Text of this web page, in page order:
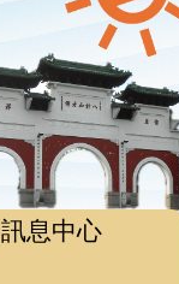
訊息中心